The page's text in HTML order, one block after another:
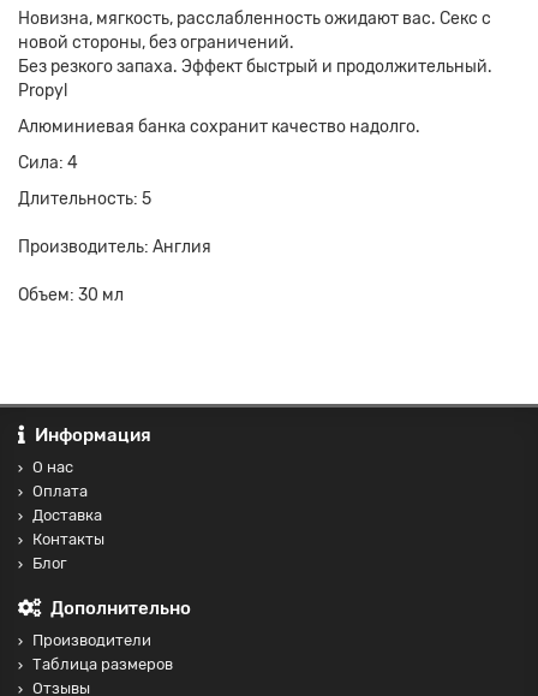
Новизна, мягкость, расслабленность ожидают вас. Секс с
новой стороны, без ограничений.
Без резкого запаха. Эффект быстрый и продолжительный.
Propyl
Алюминиевая банка сохранит качество надолго.
Сила: 4
Длительность: 5
Производитель: Англия
Объем: 30 мл
Информация
О нас
Оплата
Доставка
Контакты
Блог
Дополнительно
Производители
Таблица размеров
Отзывы